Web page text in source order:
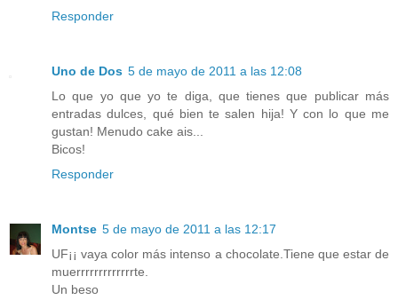
Responder
Uno de Dos 5 de mayo de 2011 a las 12:08
Lo que yo que yo te diga, que tienes que publicar más
entradas dulces, qué bien te salen hija! Y con lo que me
gustan! Menudo cake ais...
Bicos!
Responder
Montse 5 de mayo de 2011 a las 12:17
UF¡¡ vaya color más intenso a chocolate.Tiene que estar de
muerrrrrrrrrrrrrte.
Un beso